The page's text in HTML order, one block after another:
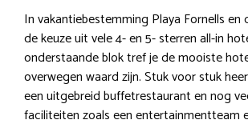
In vakantiebestemming Playa Fornells en
de keuze uit vele 4- en 5- sterren all-in
onderstaande blok tref je de mooiste
overwegen waard zijn. Stuk voor stuk
een uitgebreid buffetrestaurant en nog
faciliteiten zoals een entertainmentteam